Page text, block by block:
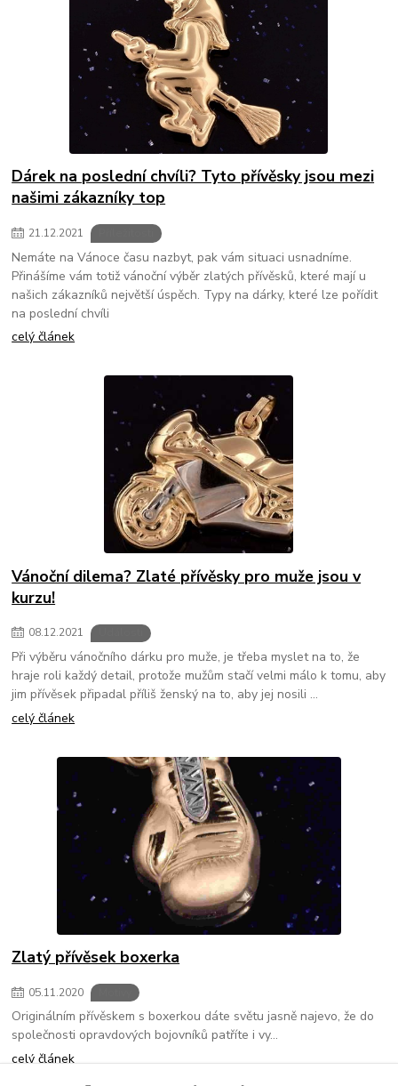
Dárek na poslední chvíli? Tyto přívěsky jsou mezi
našimi zákazníky top
21.12.2021
Nemáte na Vánoce času nazbyt, pak vám situaci usnadníme.
Přinášíme vám totiž vánoční výběr zlatých přívěsků, které mají u
našich zákazníků největší úspěch. Typy na dárky, které lze pořídit
na poslední chvíli
celý článek
Vánoční dilema? Zlaté přívěsky pro muže jsou v
kurzu!
08.12.2021
Při výběru vánočního dárku pro muže, je třeba myslet na to, že
hraje roli každý detail, protože mužům stačí velmi málo k tomu, aby
jim přívěsek připadal příliš ženský na to, aby jej nosili ...
celý článek
Zlatý přívěsek boxerka
05.11.2020
Originálním přívěskem s boxerkou dáte světu jasně najevo, že do
společnosti opravdových bojovníků patříte i vy...
celý článek